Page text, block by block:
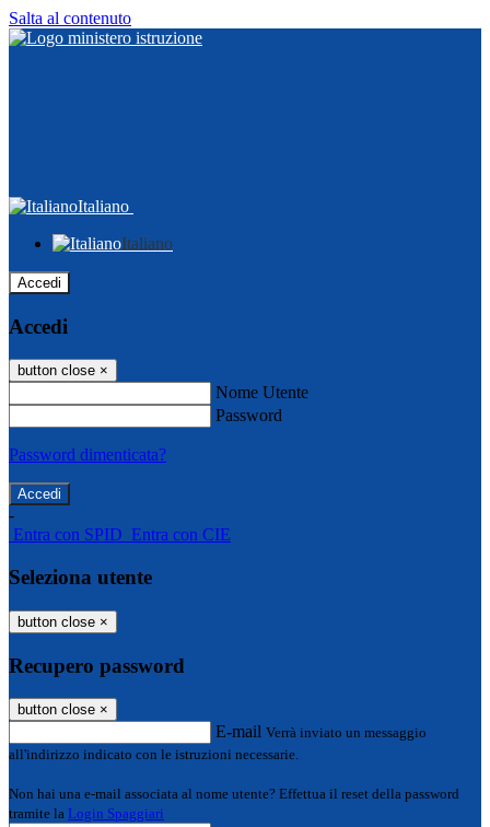
Salta al contenuto
Italiano
Italiano
Accedi
Accedi
button close ×
Nome Utente
Password
Password dimenticata?
-
Entra con SPID Entra con CIE
Seleziona utente
button close ×
Recupero password
button close ×
E-mail Verrà inviato un messaggio
all'indirizzo indicato con le istruzioni necessarie.
Non hai una e-mail associata al nome utente? Effettua il reset della password
tramite la Login Spaggiari